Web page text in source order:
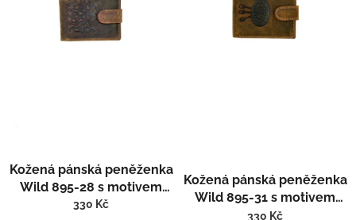
Kožená pánská peněženka
Wild 895-28 s motivem
moravské orlice
330 Kč
Kožená pánská peněženka
Wild 895-31 s motivem
šipek
330 Kč